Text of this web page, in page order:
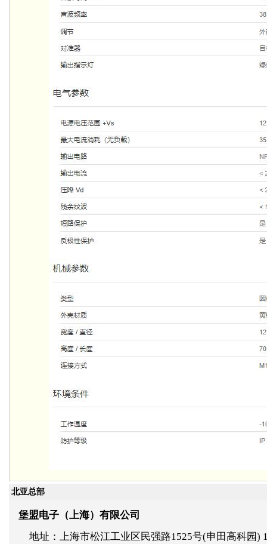
北亚总部
堡盟电子（上海）有限公司
地址：上海市松江工业区民强路1525号(申田高科园)